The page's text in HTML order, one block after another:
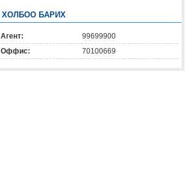
ХОЛБОО БАРИХ
Агент:
99699900
Оффис:
70100669